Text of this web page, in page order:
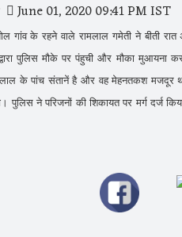
June 01, 2020 09:41 PM IST
गांव के रहने वाले रामलाल गमेती ने
पुलिस मौके पर पंहुची और मौका मुआयना
के पांच संतानें है और वह मेहनतकश मजदूर
पुलिस ने परिजनों की शिकायत पर मर्ग दर्ज